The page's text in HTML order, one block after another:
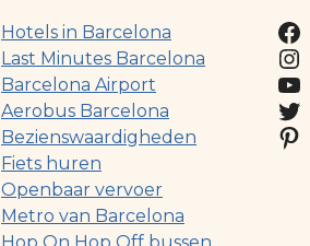
Hotels in Barcelona
Last Minutes Barcelona
Barcelona Airport
Aerobus Barcelona
Bezienswaardigheden
Fiets huren
Openbaar vervoer
Metro van Barcelona